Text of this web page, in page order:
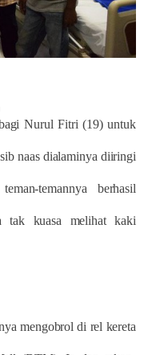
Nurul Fitri (19) untuk
naas dialaminya diiringi
temannya berhasil
tak kuasa melihat kaki
mengobrol di rel kereta